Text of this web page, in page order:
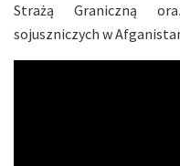
Strażą Graniczną
sojuszniczych w